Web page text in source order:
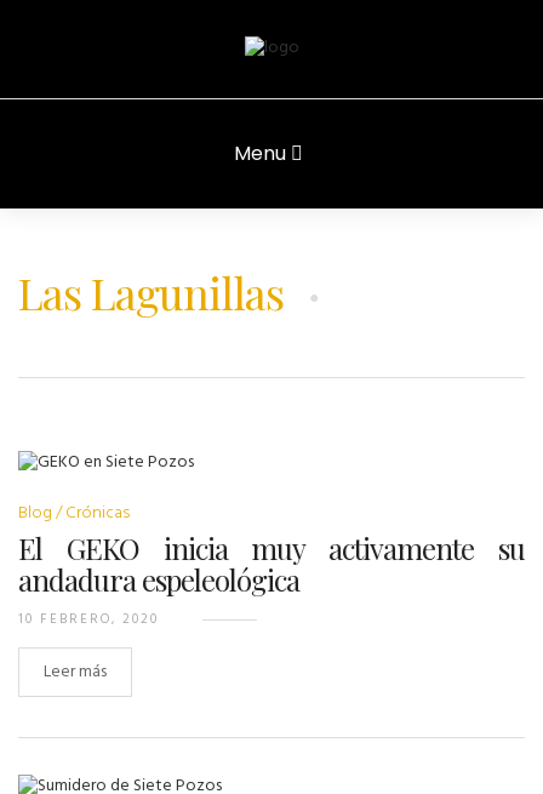
Menu
Las Lagunillas
Blog Crónicas
El GEKO inicia muy activamente su
andadura espeleológica
10 FEBRERO, 2020
Leer más